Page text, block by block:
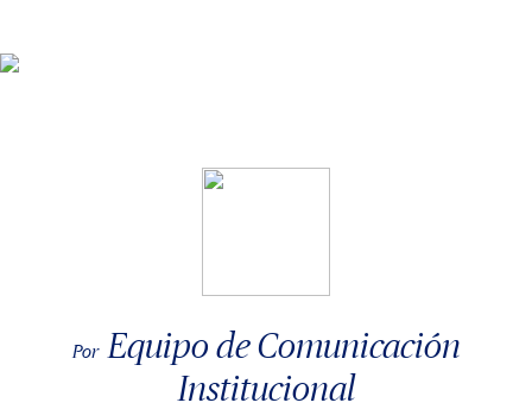
Por Equipo de Comunicación
Institucional